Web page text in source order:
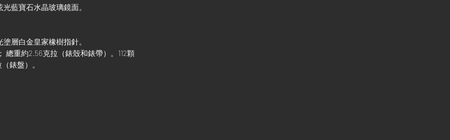
藍寶石水晶玻璃鏡面。
層白金皇家橡樹指針。
總重約2.56克拉（錶殼和錶帶）。112顆
錶盤）。